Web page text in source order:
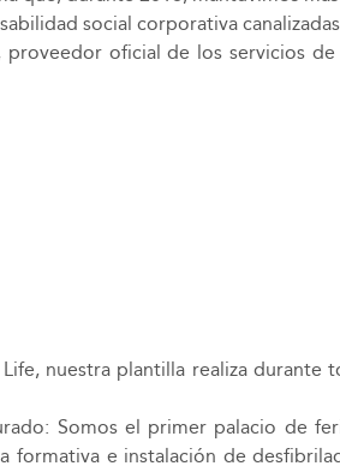
social corporativa
proveedor oficial de los servicios
nuestra plantilla realiza
Somos el primer palacio de
formativa e instalación de